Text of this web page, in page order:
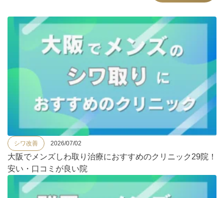
シワ改善 2026/07/02
大阪でメンズしわ取り治療におすすめのクリニック29院！
安い・口コミが良い院